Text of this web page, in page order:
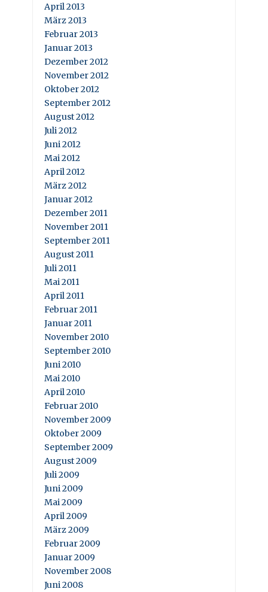
April 2013
März 2013
Februar 2013
Januar 2013
Dezember 2012
November 2012
Oktober 2012
September 2012
August 2012
Juli 2012
Juni 2012
Mai 2012
April 2012
März 2012
Januar 2012
Dezember 2011
November 2011
September 2011
August 2011
Juli 2011
Mai 2011
April 2011
Februar 2011
Januar 2011
November 2010
September 2010
Juni 2010
Mai 2010
April 2010
Februar 2010
November 2009
Oktober 2009
September 2009
August 2009
Juli 2009
Juni 2009
Mai 2009
April 2009
März 2009
Februar 2009
Januar 2009
November 2008
Juni 2008